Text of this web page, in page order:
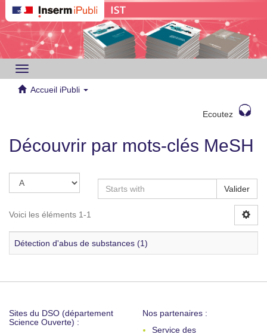
Toggle
navigation
Accueil iPubli
Ecoutez
Découvrir par mots-clés MeSH
Valider
Voici les éléments 1-1
Détection d'abus de substances (1)
Sites du DSO (département
Science Ouverte) :
Nos partenaires :
Service des